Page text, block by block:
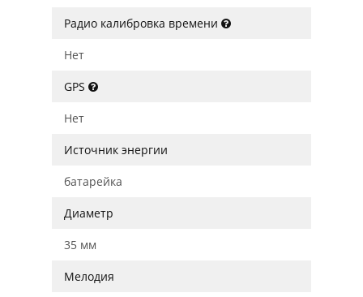
Радио калибровка времени
Нет
GPS
Нет
Источник энергии
батарейка
Диаметр
35 мм
Мелодия